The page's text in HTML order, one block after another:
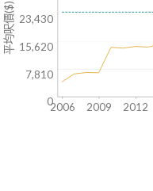
2006 2009 2012
23,430
15,620
7,810
0
平均呎價($)